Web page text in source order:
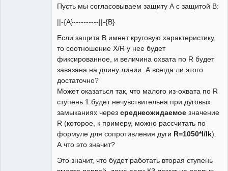
Пусть мы согласовываем защиту А с защитой В:
||-{A}----------||-{B}
Если защита В имеет круговую характеристику,
то соотношение Х/R у нее будет
фиксированное, и величина охвата по R будет
завязана на длину линии. А всегда ли этого
достаточно?
Может оказаться так, что малого из-охвата по R
ступень 1 будет нечувствительна при дуговых
замыканиях через среднеожидаемое значение
R (которое, к примеру, можно рассчитать по
формуле для сопротивления дуги R=1050*l/Ik).
А что это значит?
Это значит, что будет работать вторая ступень